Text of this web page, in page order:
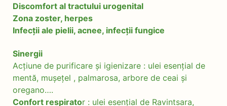
Discomfort al tractului urogenital
Zona zoster, herpes
Infecții ale pielii, acnee, infecții fungice
Sinergii
Acțiune de purificare și igienizare : ulei esențial de
mentă, mușețel , palmarosa, arbore de ceai și
oregano….
Confort respirator : ulei esențial de Ravintsara,